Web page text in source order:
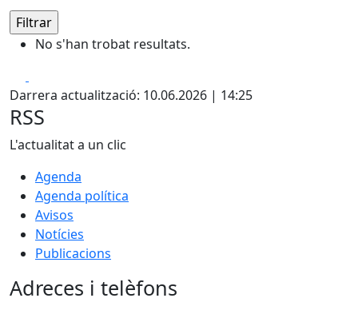
No s'han trobat resultats.
Darrera actualització: 10.06.2026 | 14:25
RSS
L'actualitat a un clic
Agenda
Agenda política
Avisos
Notícies
Publicacions
Adreces i telèfons